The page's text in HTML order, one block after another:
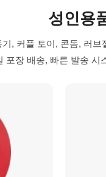
성인용
, 커플 토이, 콘돔, 러브
포장 배송, 빠른 발송 시